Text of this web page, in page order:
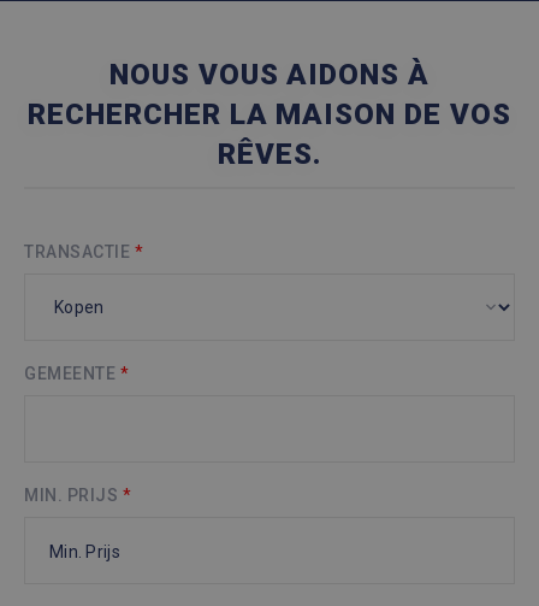
NOUS VOUS AIDONS À
RECHERCHER LA MAISON DE VOS
RÊVES.
TRANSACTIE*
GEMEENTE*
MIN. PRIJS*